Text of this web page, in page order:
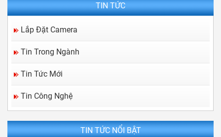
TIN TỨC
Lắp Đặt Camera
Tin Trong Ngành
Tin Tức Mới
Tin Công Nghệ
TIN TỨC NỔI BẬT
Camera IP
Công nghệ điều chỉnh chống ngược sáng
trên camera